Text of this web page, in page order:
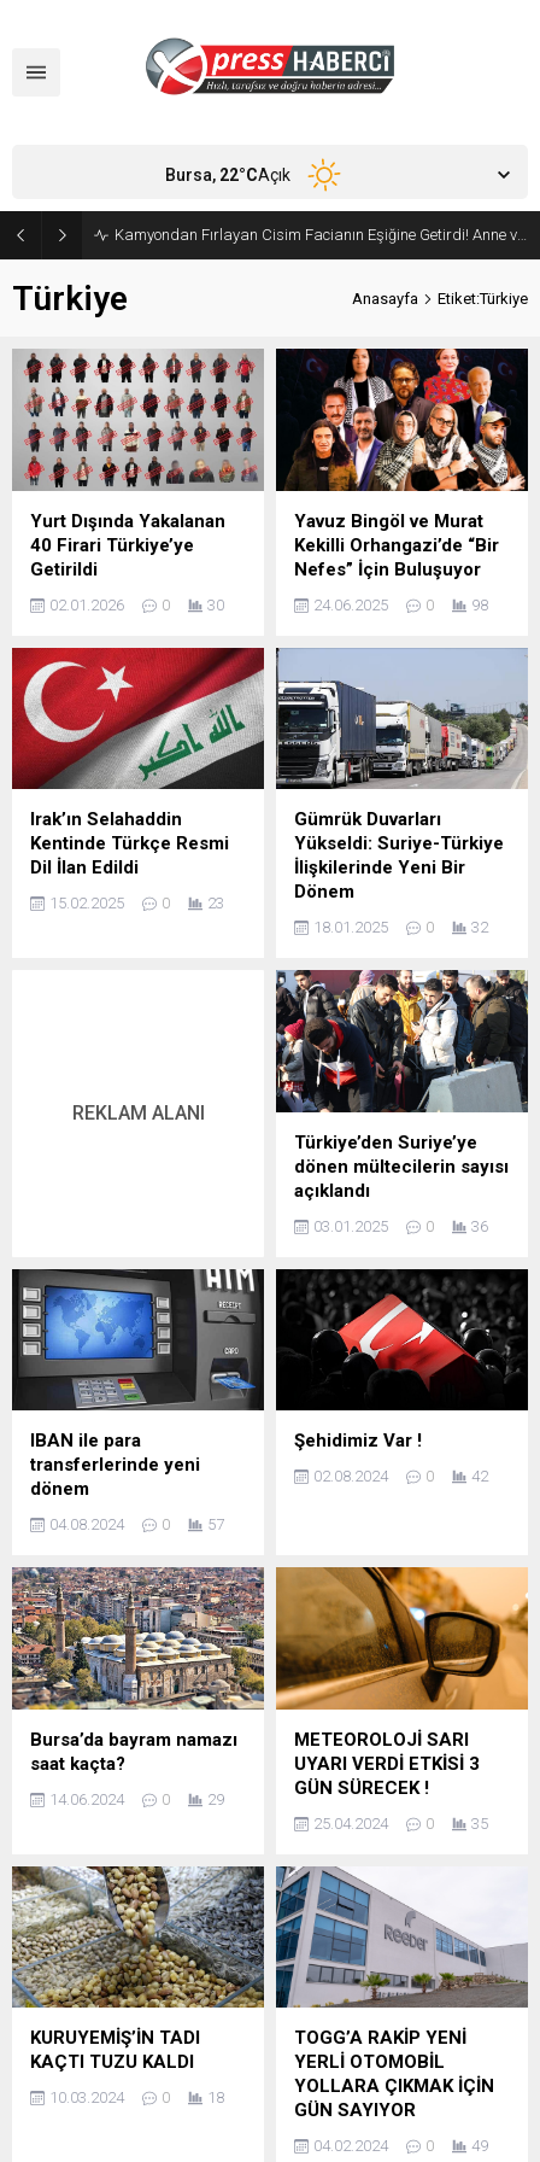
Kamyondan Fırlayan Cisim Facianın Eşiğine Getirdi! Anne ve Bebeği Son Anda Kurtuldu
Bursa, 22°CAçık
Türkiye Anasayfa Etiket:Türkiye
Yurt Dışında Yakalanan
40 Firari Türkiye’ye
Getirildi
02.01.2026 0 30
Yavuz Bingöl ve Murat
Kekilli Orhangazi’de “Bir
Nefes” İçin Buluşuyor
24.06.2025 0 98
Irak’ın Selahaddin
Kentinde Türkçe Resmi
Dil İlan Edildi
15.02.2025 0 23
Gümrük Duvarları
Yükseldi: Suriye-Türkiye
İlişkilerinde Yeni Bir
Dönem
18.01.2025 0 32
REKLAM ALANI
Türkiye’den Suriye’ye
dönen mültecilerin sayısı
açıklandı
03.01.2025 0 36
IBAN ile para
transferlerinde yeni
dönem
04.08.2024 0 57
Şehidimiz Var !
02.08.2024 0 42
Bursa’da bayram namazı
saat kaçta?
14.06.2024 0 29
METEOROLOJİ SARI
UYARI VERDİ ETKİSİ 3
GÜN SÜRECEK !
25.04.2024 0 35
KURUYEMİŞ’İN TADI
KAÇTI TUZU KALDI
10.03.2024 0 18
TOGG’A RAKİP YENİ
YERLİ OTOMOBİL
YOLLARA ÇIKMAK İÇİN
GÜN SAYIYOR
04.02.2024 0 49